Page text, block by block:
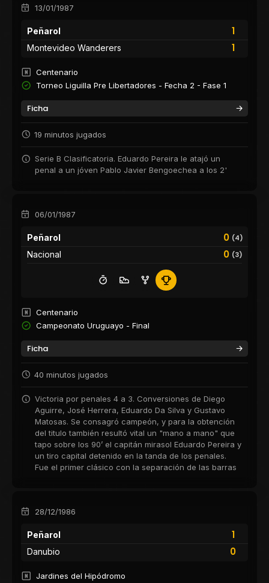
13/01/1987
Peñarol
1
1
Montevideo Wanderers
Centenario
Torneo Liguilla Pre Libertadores - Fecha 2 - Fase 1
Ficha
19 minutos jugados
Serie B Clasificatoria. Eduardo Pereira le atajó un
penal a un jóven Pablo Javier Bengoechea a los 2'
06/01/1987
Peñarol 0 (4)
0 (3)
Nacional
Centenario
Campeonato Uruguayo - Final
Ficha
40 minutos jugados
Victoria por penales 4 a 3. Conversiones de Diego
Aguirre, José Herrera, Eduardo Da Silva y Gustavo
Matosas. Se consagró campeón, y para la obtención
del titulo también resultó vital un "mano a mano" que
tapo sobre los 90’ el capitán mirasol Eduardo Pereira y
un tiro capital detenido en la tanda de los penales.
Fue el primer clásico con la separación de las barras
28/12/1986
Peñarol
1
0
Danubio
Jardines del Hipódromo